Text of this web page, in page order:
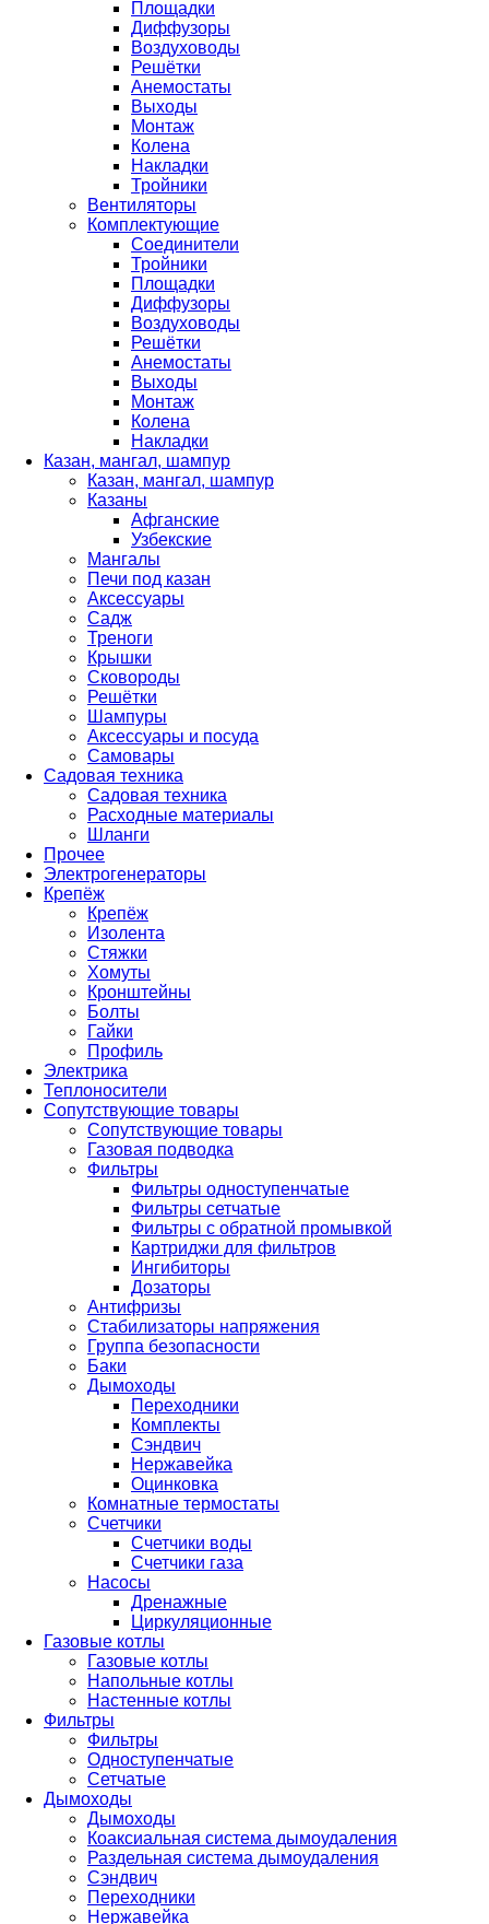
Площадки
Диффузоры
Воздуховоды
Решётки
Анемостаты
Выходы
Монтаж
Колена
Накладки
Тройники
Вентиляторы
Комплектующие
Соединители
Тройники
Площадки
Диффузоры
Воздуховоды
Решётки
Анемостаты
Выходы
Монтаж
Колена
Накладки
Казан, мангал, шампур
Казан, мангал, шампур
Казаны
Афганские
Узбекские
Мангалы
Печи под казан
Аксессуары
Садж
Треноги
Крышки
Сковороды
Решётки
Шампуры
Аксессуары и посуда
Самовары
Садовая техника
Садовая техника
Расходные материалы
Шланги
Прочее
Электрогенераторы
Крепёж
Крепёж
Изолента
Стяжки
Хомуты
Кронштейны
Болты
Гайки
Профиль
Электрика
Теплоносители
Сопутствующие товары
Сопутствующие товары
Газовая подводка
Фильтры
Фильтры одноступенчатые
Фильтры сетчатые
Фильтры с обратной промывкой
Картриджи для фильтров
Ингибиторы
Дозаторы
Антифризы
Стабилизаторы напряжения
Группа безопасности
Баки
Дымоходы
Переходники
Комплекты
Сэндвич
Нержавейка
Оцинковка
Комнатные термостаты
Счетчики
Счетчики воды
Счетчики газа
Насосы
Дренажные
Циркуляционные
Газовые котлы
Газовые котлы
Напольные котлы
Настенные котлы
Фильтры
Фильтры
Одноступенчатые
Сетчатые
Дымоходы
Дымоходы
Коаксиальная система дымоудаления
Раздельная система дымоудаления
Сэндвич
Переходники
Нержавейка